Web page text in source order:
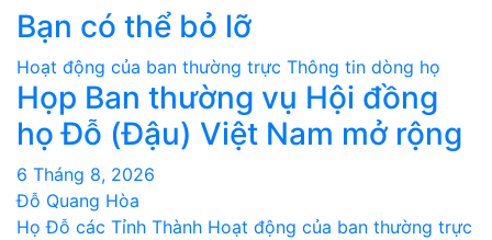
viết
Bạn có thể bỏ lỡ
Hoạt động của ban thường trực Thông tin dòng họ
Họp Ban thường vụ Hội đồng
họ Đỗ (Đậu) Việt Nam mở rộng
6 Tháng 8, 2026
Đỗ Quang Hòa
Họ Đỗ các Tỉnh Thành Hoạt động của ban thường trực